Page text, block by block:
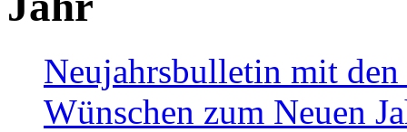
Neujahrsbulletin mit den
Wünschen zum Neuen